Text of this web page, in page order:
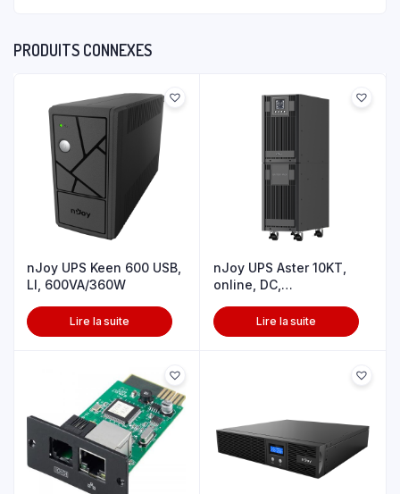
PRODUITS CONNEXES
nJoy UPS Keen 600 USB,
LI, 600VA/360W
Lire la suite
nJoy UPS Aster 10KT,
online, DC,
Lire la suite